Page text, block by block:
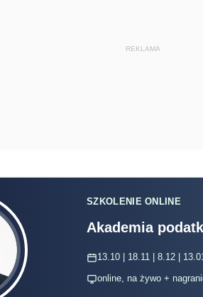
REKLAMA
SZKOLENIE ONLINE
Akademia
13.10 | 18.11 | 8.12 |
online, na żywo +